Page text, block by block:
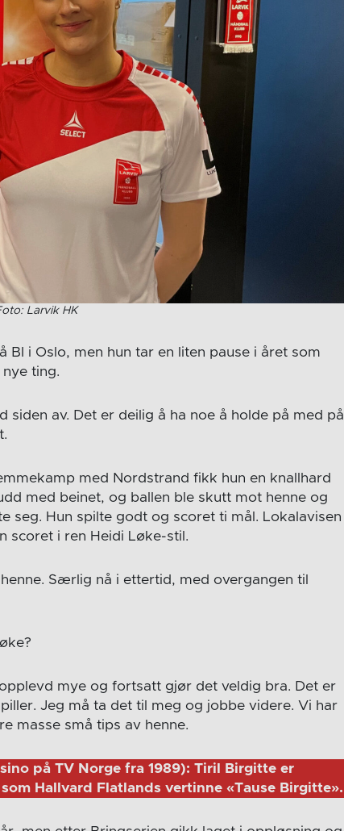
Larvik HK
BI i Oslo, men hun tar en liten pause i året som
ting.
siden av. Det er deilig å ha noe å holde på med på
med Nordstrand fikk hun en knallhard
med beinet, og ballen ble skutt mot henne og
seg. Hun spilte godt og scoret ti mål. Lokalavisen
scoret i ren Heidi Løke-stil.
Særlig nå i ettertid, med overgangen til
mye og fortsatt gjør det veldig bra. Det er
Jeg må ta det til meg og jobbe videre. Vi har
masse små tips av henne.
på TV Norge fra 1989): Tiril Birgitte er
Hallvard Flatlands vertinne «Tause Birgitte».